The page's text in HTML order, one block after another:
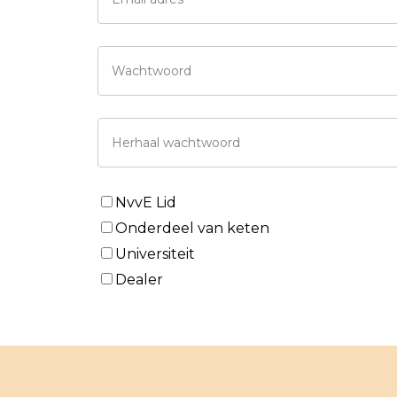
NvvE Lid
Onderdeel van keten
Universiteit
Dealer